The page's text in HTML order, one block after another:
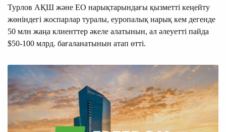
Турлов АҚШ және ЕО нарықтарындағы қызметті кеңейту
жөніндегі жоспарлар туралы, еуропалық нарық кем дегенде
50 млн жаңа клиенттер әкеле алатынын, ал әлеуетті пайда
$50-100 млрд. бағаланатынын атап өтті.